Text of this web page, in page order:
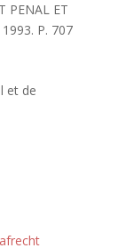
PENAL ET
P. 707
et de